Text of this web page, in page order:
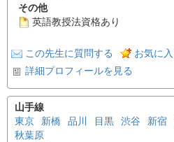
その他
英語教授法資格あり
この先生に質問する
お気に
詳細プロフィールを見る
山手線
東京
新橋 品川 目黒 渋谷 新宿
秋葉原